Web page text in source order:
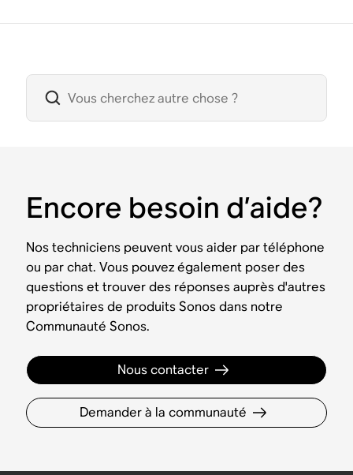
Encore besoin d’aide?
Nos techniciens peuvent vous aider par téléphone
ou par chat. Vous pouvez également poser des
questions et trouver des réponses auprès d'autres
propriétaires de produits Sonos dans notre
Communauté Sonos.
Nous contacter
Demander à la communauté